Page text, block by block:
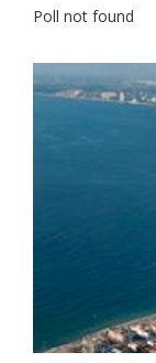
Poll not found